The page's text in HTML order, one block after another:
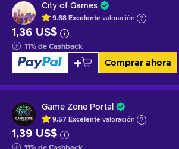
City of Games
9.68 Excelente valoración
1,36 US$
11% de Cashback
Comprar ahora
Game Zone Portal
9.57 Excelente valoración
1,39 US$
11% de Cashback